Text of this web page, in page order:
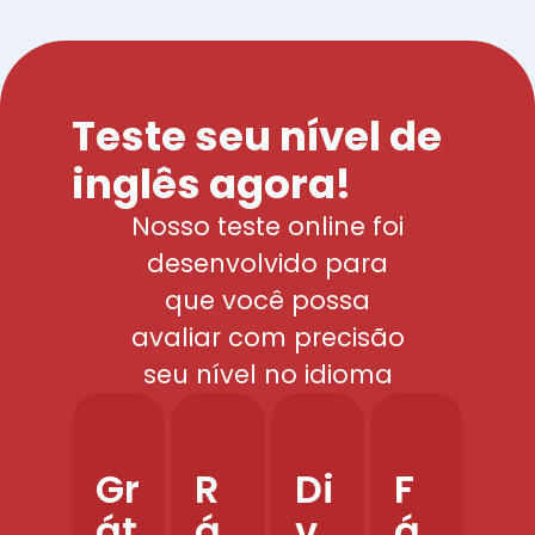
Teste seu nível de
inglês agora!
Nosso teste online foi
desenvolvido para
que você possa
avaliar com precisão
seu nível no idioma
Gr R Di F